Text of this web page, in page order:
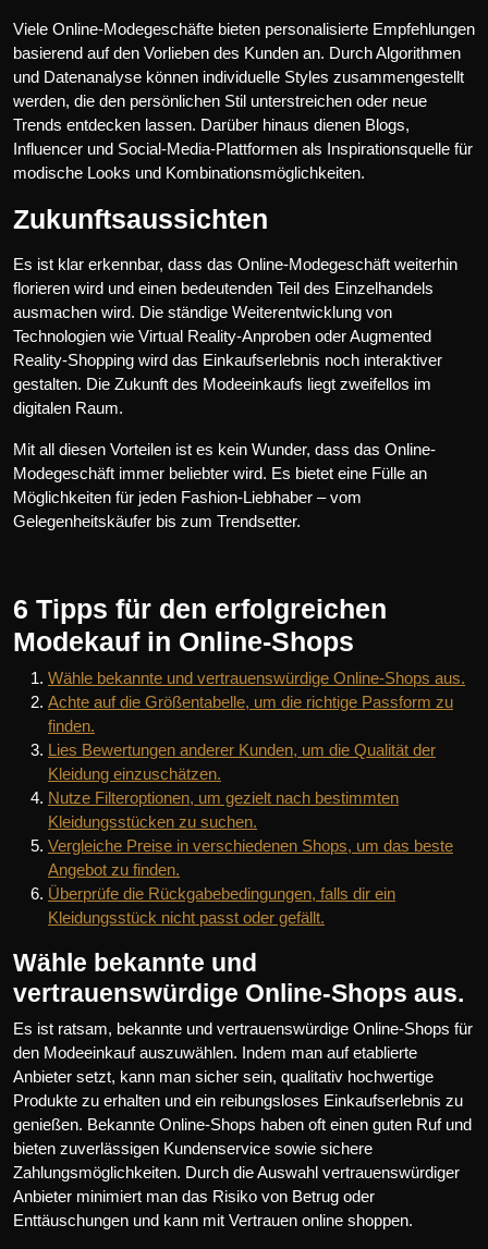
Viele Online-Modegeschäfte bieten personalisierte Empfehlungen
basierend auf den Vorlieben des Kunden an. Durch Algorithmen
und Datenanalyse können individuelle Styles zusammengestellt
werden, die den persönlichen Stil unterstreichen oder neue
Trends entdecken lassen. Darüber hinaus dienen Blogs,
Influencer und Social-Media-Plattformen als Inspirationsquelle für
modische Looks und Kombinationsmöglichkeiten.
Zukunftsaussichten
Es ist klar erkennbar, dass das Online-Modegeschäft weiterhin
florieren wird und einen bedeutenden Teil des Einzelhandels
ausmachen wird. Die ständige Weiterentwicklung von
Technologien wie Virtual Reality-Anproben oder Augmented
Reality-Shopping wird das Einkaufserlebnis noch interaktiver
gestalten. Die Zukunft des Modeeinkaufs liegt zweifellos im
digitalen Raum.
Mit all diesen Vorteilen ist es kein Wunder, dass das Online-
Modegeschäft immer beliebter wird. Es bietet eine Fülle an
Möglichkeiten für jeden Fashion-Liebhaber – vom
Gelegenheitskäufer bis zum Trendsetter.
6 Tipps für den erfolgreichen
Modekauf in Online-Shops
Wähle bekannte und vertrauenswürdige Online-Shops aus.
Achte auf die Größentabelle, um die richtige Passform zu
finden.
Lies Bewertungen anderer Kunden, um die Qualität der
Kleidung einzuschätzen.
Nutze Filteroptionen, um gezielt nach bestimmten
Kleidungsstücken zu suchen.
Vergleiche Preise in verschiedenen Shops, um das beste
Angebot zu finden.
Überprüfe die Rückgabebedingungen, falls dir ein
Kleidungsstück nicht passt oder gefällt.
Wähle bekannte und
vertrauenswürdige Online-Shops aus.
Es ist ratsam, bekannte und vertrauenswürdige Online-Shops für
den Modeeinkauf auszuwählen. Indem man auf etablierte
Anbieter setzt, kann man sicher sein, qualitativ hochwertige
Produkte zu erhalten und ein reibungsloses Einkaufserlebnis zu
genießen. Bekannte Online-Shops haben oft einen guten Ruf und
bieten zuverlässigen Kundenservice sowie sichere
Zahlungsmöglichkeiten. Durch die Auswahl vertrauenswürdiger
Anbieter minimiert man das Risiko von Betrug oder
Enttäuschungen und kann mit Vertrauen online shoppen.